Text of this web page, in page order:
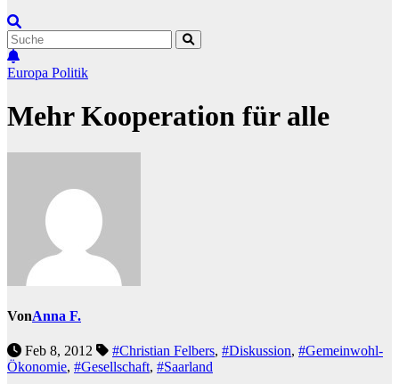
Europa Politik
Mehr Kooperation für alle
VonAnna F.
Feb 8, 2012 #Christian Felbers, #Diskussion, #Gemeinwohl-
Ökonomie, #Gesellschaft, #Saarland